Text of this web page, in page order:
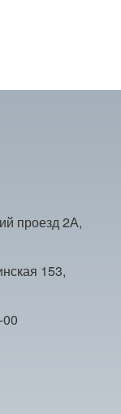
проезд 2А,
153,